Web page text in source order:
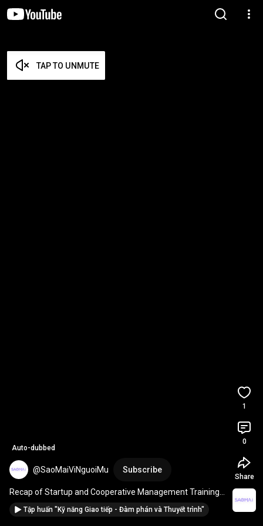
TAP TO UNMUTE
Auto-dubbed
@SaoMaiViNguoiMu Subscribe
Recap of Startup and Cooperative Management Training
in Hue - Sao Mai for the Blind
Tập huấn "Kỹ năng Giao tiếp - Đàm phán và Thuyết trình"
1
0
Share